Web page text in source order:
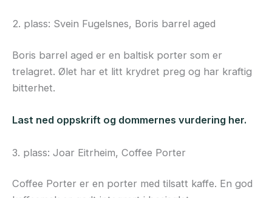
2. plass: Svein Fugelsnes, Boris barrel aged
Boris barrel aged er en baltisk porter som er
trelagret. Ølet har et litt krydret preg og har kraftig
bitterhet.
Last ned oppskrift og dommernes vurdering her.
3. plass: Joar Eitrheim, Coffee Porter
Coffee Porter er en porter med tilsatt kaffe. En god